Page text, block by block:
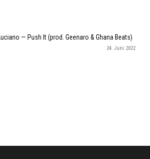
Luciano — Push It (prod. Geenaro & Ghana Beats)
24. Juni 2022